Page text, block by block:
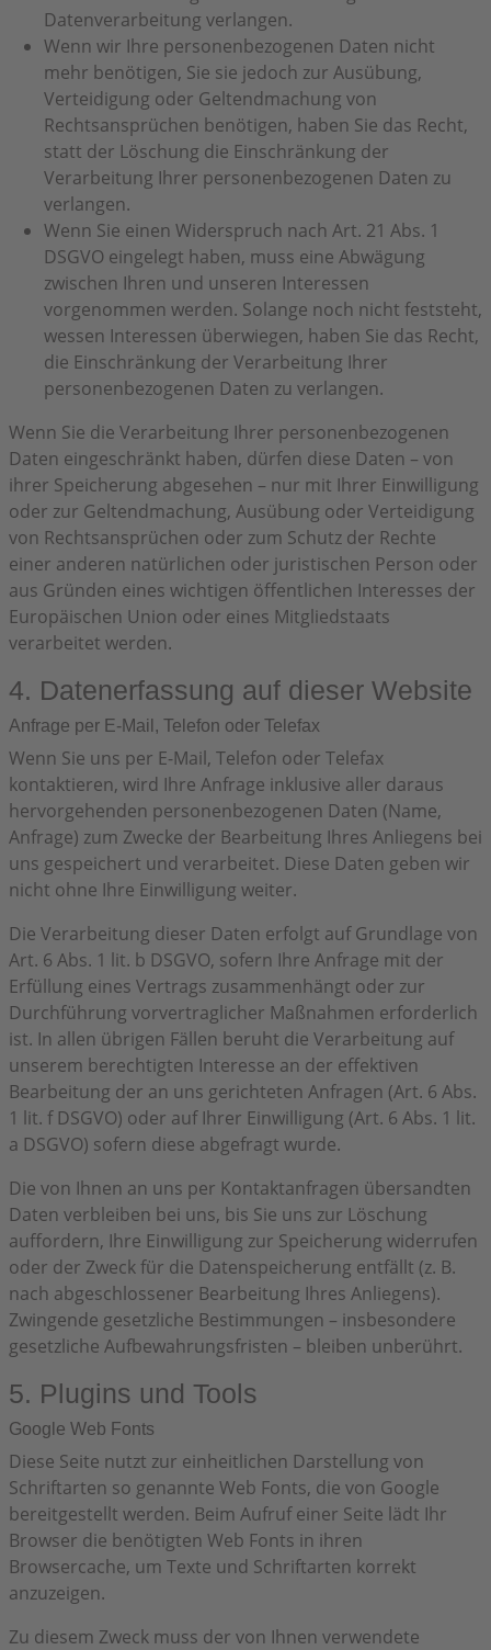
Datenverarbeitung verlangen.
Wenn wir Ihre personenbezogenen Daten nicht
mehr benötigen, Sie sie jedoch zur Ausübung,
Verteidigung oder Geltendmachung von
Rechtsansprüchen benötigen, haben Sie das Recht,
statt der Löschung die Einschränkung der
Verarbeitung Ihrer personenbezogenen Daten zu
verlangen.
Wenn Sie einen Widerspruch nach Art. 21 Abs. 1
DSGVO eingelegt haben, muss eine Abwägung
zwischen Ihren und unseren Interessen
vorgenommen werden. Solange noch nicht feststeht,
wessen Interessen überwiegen, haben Sie das Recht,
die Einschränkung der Verarbeitung Ihrer
personenbezogenen Daten zu verlangen.
Wenn Sie die Verarbeitung Ihrer personenbezogenen
Daten eingeschränkt haben, dürfen diese Daten – von
ihrer Speicherung abgesehen – nur mit Ihrer Einwilligung
oder zur Geltendmachung, Ausübung oder Verteidigung
von Rechtsansprüchen oder zum Schutz der Rechte
einer anderen natürlichen oder juristischen Person oder
aus Gründen eines wichtigen öffentlichen Interesses der
Europäischen Union oder eines Mitgliedstaats
verarbeitet werden.
4. Datenerfassung auf dieser Website
Anfrage per E-Mail, Telefon oder Telefax
Wenn Sie uns per E-Mail, Telefon oder Telefax
kontaktieren, wird Ihre Anfrage inklusive aller daraus
hervorgehenden personenbezogenen Daten (Name,
Anfrage) zum Zwecke der Bearbeitung Ihres Anliegens bei
uns gespeichert und verarbeitet. Diese Daten geben wir
nicht ohne Ihre Einwilligung weiter.
Die Verarbeitung dieser Daten erfolgt auf Grundlage von
Art. 6 Abs. 1 lit. b DSGVO, sofern Ihre Anfrage mit der
Erfüllung eines Vertrags zusammenhängt oder zur
Durchführung vorvertraglicher Maßnahmen erforderlich
ist. In allen übrigen Fällen beruht die Verarbeitung auf
unserem berechtigten Interesse an der effektiven
Bearbeitung der an uns gerichteten Anfragen (Art. 6 Abs.
1 lit. f DSGVO) oder auf Ihrer Einwilligung (Art. 6 Abs. 1 lit.
a DSGVO) sofern diese abgefragt wurde.
Die von Ihnen an uns per Kontaktanfragen übersandten
Daten verbleiben bei uns, bis Sie uns zur Löschung
auffordern, Ihre Einwilligung zur Speicherung widerrufen
oder der Zweck für die Datenspeicherung entfällt (z. B.
nach abgeschlossener Bearbeitung Ihres Anliegens).
Zwingende gesetzliche Bestimmungen – insbesondere
gesetzliche Aufbewahrungsfristen – bleiben unberührt.
5. Plugins und Tools
Google Web Fonts
Diese Seite nutzt zur einheitlichen Darstellung von
Schriftarten so genannte Web Fonts, die von Google
bereitgestellt werden. Beim Aufruf einer Seite lädt Ihr
Browser die benötigten Web Fonts in ihren
Browsercache, um Texte und Schriftarten korrekt
anzuzeigen.
Zu diesem Zweck muss der von Ihnen verwendete